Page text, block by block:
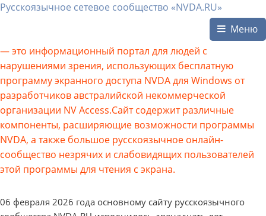
Русскоязычное сетевое сообщество «NVDA.RU»
Меню
— это информационный портал для людей с
нарушениями зрения, использующих бесплатную
программу экранного доступа NVDA для Windows от
разработчиков австралийской некоммерческой
организации NV Access.Сайт содержит различные
компоненты, расширяющие возможности программы
NVDA, а также большое русскоязычное онлайн-
сообщество незрячих и слабовидящих пользователей
этой программы для чтения с экрана.
06 февраля 2026 года основному сайту русскоязычного